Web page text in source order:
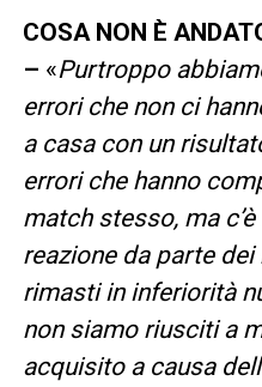
COSA NON È
– «Purtroppo
errori che non ci
a casa con un
errori che hanno
match stesso, ma
reazione da parte
rimasti in inferiorità
non siamo riusciti a
acquisito a causa